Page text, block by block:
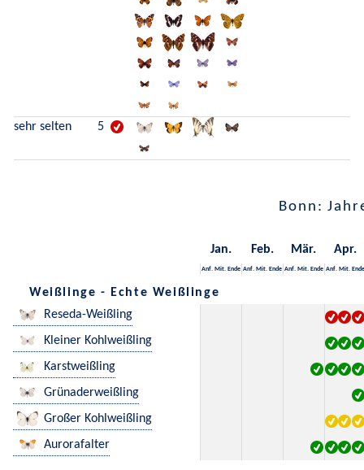
sehr selten 5
Bonn:
Jan. Feb. Mär. Apr.
Anf. Mit. Ende Anf. Mit. Ende Anf. Mit. Ende Anf. Mit. Ende
Weißlinge - Echte Weißlinge
Reseda-Weißling
Kleiner Kohlweißling
Karstweißling
Grünaderweißling
Großer Kohlweißling
Aurorafalter